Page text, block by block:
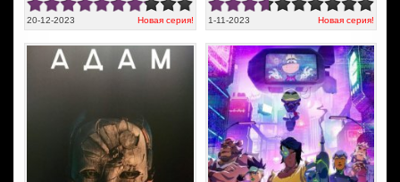
20-12-2023 Новая серия! 1-11-2023 Новая серия!